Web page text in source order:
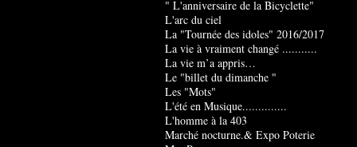
" L'anniversaire de la Bicyclette"
L'arc du ciel
La "Tournée des idoles" 2016/2017
La vie à vraiment changé ...........
La vie m’a appris…
Le "billet du dimanche "
Les "Mots"
L'été en Musique..............
L'homme à la 403
Marché nocturne.& Expo Poterie